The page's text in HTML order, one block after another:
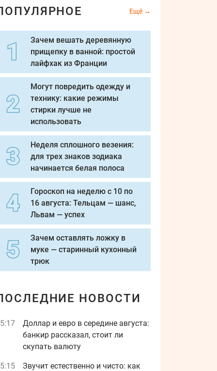
Ещё
Зачем вешать деревянную
прищепку в ванной: простой
лайфхак из Франции
Могут повредить одежду и
технику: какие режимы
стирки лучше не
использовать
Неделя сплошного везения:
для трех знаков зодиака
начинается белая полоса
Гороскоп на неделю с 10 по
16 августа: Тельцам — шанс,
Львам — успех
Зачем оставлять ложку в
муке — старинный кухонный
трюк
НОВОСТИ
Доллар и евро в середине августа:
банкир рассказал, стоит ли
скупать валюту
Звучит естественно и чисто: как